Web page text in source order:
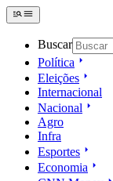
Buscar
Política
Eleições
Internacional
Nacional
Agro
Infra
Esportes
Economia